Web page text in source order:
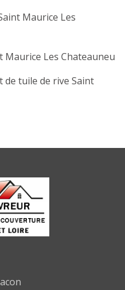
Maurice Les
Les Chateauneu
de tuile de rive Saint